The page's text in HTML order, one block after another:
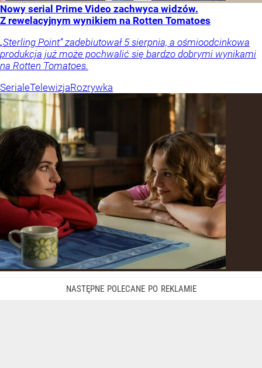
Nowy serial Prime Video zachwyca widzów.
Z rewelacyjnym wynikiem na Rotten Tomatoes
„Sterling Point” zadebiutował 5 sierpnia, a ośmioodcinkowa
produkcja już może pochwalić się bardzo dobrymi wynikami
na Rotten Tomatoes.
SerialeTelewizjaRozrywka